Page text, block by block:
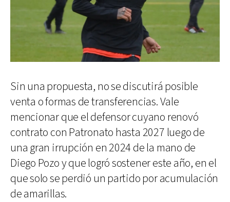
Sin una propuesta, no se discutirá posible
venta o formas de transferencias. Vale
mencionar que el defensor cuyano renovó
contrato con Patronato hasta 2027 luego de
una gran irrupción en 2024 de la mano de
Diego Pozo y que logró sostener este año, en el
que solo se perdió un partido por acumulación
de amarillas.